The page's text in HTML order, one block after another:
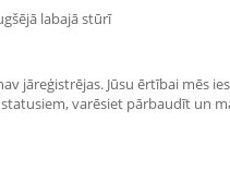
labajā stūrī
jāreģistrējas. Jūsu ērtībai mēs
varēsiet pārbaudīt un